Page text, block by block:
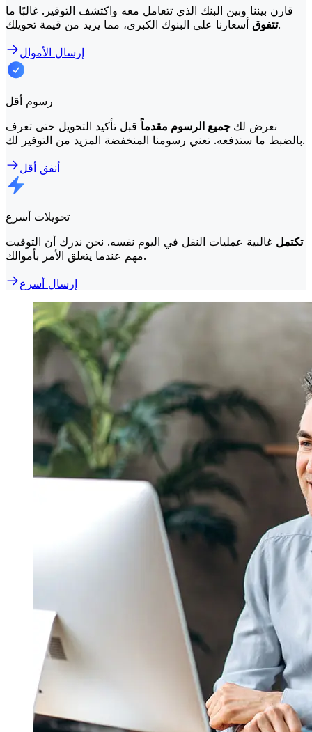
قارن بيننا وبين البنك الذي تتعامل معه واكتشف التوفير. غالبًا ما
تتفوقأسعارنا على البنوك الكبرى، مما يزيد من قيمة تحويلك.
إرسال الأموال
رسوم أقل
نعرض لك جميع الرسوم مقدماًقبل تأكيد التحويل حتى تعرف
بالضبط ما ستدفعه. تعني رسومنا المنخفضة المزيد من التوفير لك.
أنفق أقل
تحويلات أسرع
تكتمل غالبية عمليات النقل في اليوم نفسه. نحن ندرك أن التوقيت
مهم عندما يتعلق الأمر بأموالك.
إرسال أسرع